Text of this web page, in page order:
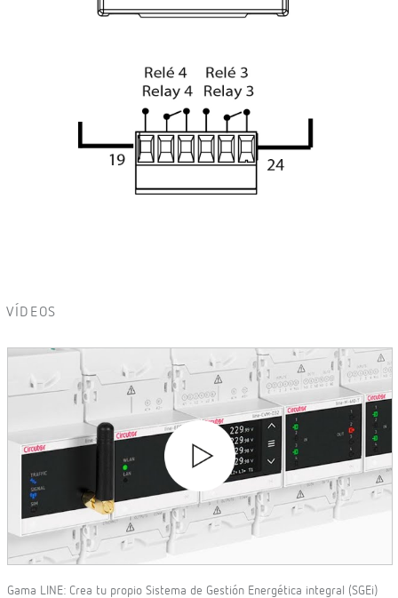
VÍDEOS
Gama LINE: Crea tu propio Sistema de Gestión Energética integral (SGEi)